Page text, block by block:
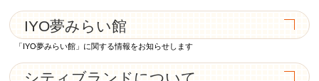
IYO夢みらい館
「IYO夢みらい館」に関する情報をお知らせします
シティブランドについて